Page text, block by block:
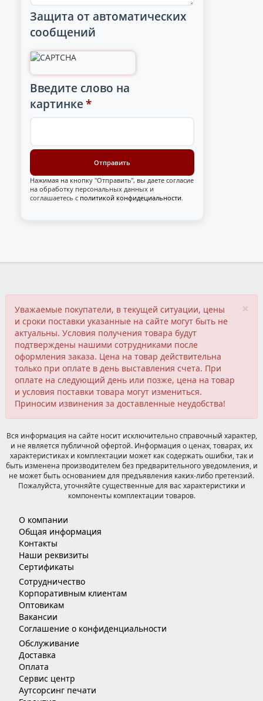
Защита от автоматических
сообщений
Введите слово на
картинке *
Нажимая на кнопку "Отправить", вы даете согласие
на обработку персональных данных и
соглашаетесь с политикой конфидециальности.
×
Уважаемые покупатели, в текущей ситуации, цены
и сроки поставки указанные на сайте могут быть не
актуальны. Условия получения товара будут
подтверждены нашими сотрудниками после
оформления заказа. Цена на товар действительна
только при оплате в день выставления счета. При
оплате на следующий день или позже, цена на товар
и условия поставки товара могут измениться.
Приносим извинения за доставленные неудобства!
Вся информация на сайте носит исключительно справочный характер,
и не является публичной офертой. Информация о ценах, товарах, их
характеристиках и комплектации может как содержать ошибки, так и
быть изменена производителем без предварительного уведомления, и
не может быть основанием для предъявления каких-либо претензий.
Пожалуйста, уточняйте существенные для вас характеристики и
компоненты комплектации товаров.
О компании
Общая информация
Контакты
Наши реквизиты
Сертификаты
Сотрудничество
Корпоративным клиентам
Оптовикам
Вакансии
Соглашение о конфиденциальности
Обслуживание
Доставка
Оплата
Сервис центр
Аутсорсинг печати